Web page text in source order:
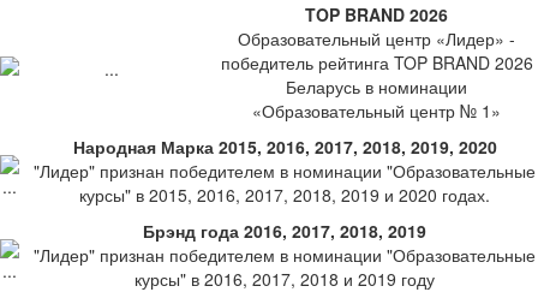
TOP BRAND 2026
Образовательный центр «Лидер» -
победитель рейтинга TOP BRAND 2026
Беларусь в номинации
«Образовательный центр № 1»
Народная Марка 2015, 2016, 2017, 2018, 2019, 2020
"Лидер" признан победителем в номинации "Образовательные
курсы" в 2015, 2016, 2017, 2018, 2019 и 2020 годах.
Брэнд года 2016, 2017, 2018, 2019
"Лидер" признан победителем в номинации "Образовательные
курсы" в 2016, 2017, 2018 и 2019 году